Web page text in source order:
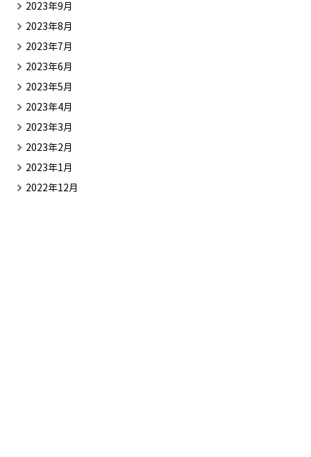
2023年9月
2023年8月
2023年7月
2023年6月
2023年5月
2023年4月
2023年3月
2023年2月
2023年1月
2022年12月